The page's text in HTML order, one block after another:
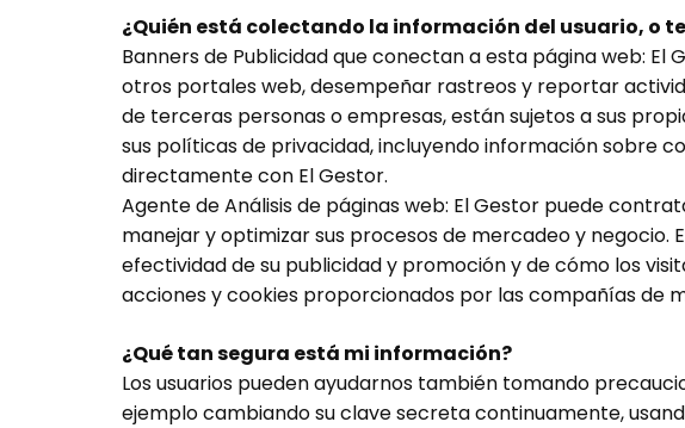
¿Quién está colectando la información del usuario, o
Banners de Publicidad que conectan a esta página web:
otros portales web, desempeñar rastreos y reportar
de terceras personas o empresas, están sujetos a sus
sus políticas de privacidad, incluyendo información sobre
directamente con El Gestor.
Agente de Análisis de páginas web: El Gestor puede
manejar y optimizar sus procesos de mercadeo y
efectividad de su publicidad y promoción y de cómo los
acciones y cookies proporcionados por las compañías de
¿Qué tan segura está mi información?
Los usuarios pueden ayudarnos también tomando
ejemplo cambiando su clave secreta continuamente,